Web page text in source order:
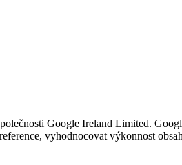
Google Ireland Limited.
vyhodnocovat výkonnost